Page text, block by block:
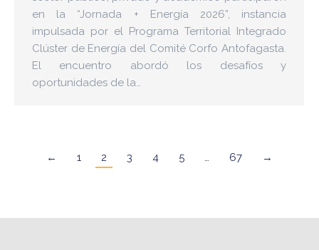
en la “Jornada + Energía 2026”, instancia
impulsada por el Programa Territorial Integrado
Clúster de Energía del Comité Corfo Antofagasta.
El encuentro abordó los desafíos y
oportunidades de la…
← 1 2 3 4 5 … 67 →